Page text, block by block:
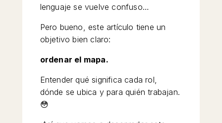
lenguaje se vuelve confuso…
Pero bueno, este artículo tiene un
objetivo bien claro:
ordenar el mapa.
Entender qué significa cada rol,
dónde se ubica y para quién trabajan.
😳